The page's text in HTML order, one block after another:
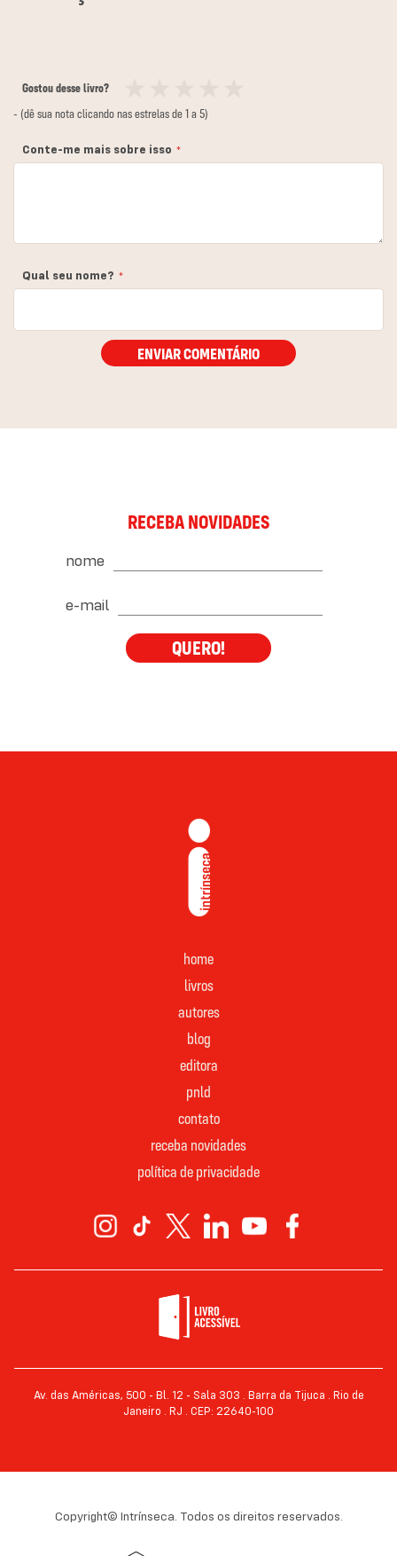
Gostou desse livro?
12
3
4
5
- (dê sua nota clicando nas estrelas de 1 a 5)
Conte-me mais sobre isso
Qual seu nome?
ENVIAR COMENTÁRIO
RECEBA NOVIDADES
nome
e-mail
QUERO!
home
livros
autores
blog
editora
pnld
contato
receba novidades
política de privacidade
Av. das Américas, 500 - Bl. 12 - Sala 303 . Barra da Tijuca . Rio de
Janeiro . RJ . CEP: 22640-100
Copyright© Intrínseca. Todos os direitos reservados.